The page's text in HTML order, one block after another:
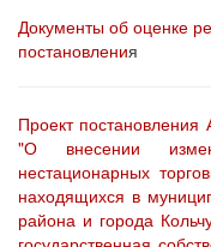
Документы об оценке
постановления
Проект постановления
"О внесении
нестационарных
находящихся в
района и города